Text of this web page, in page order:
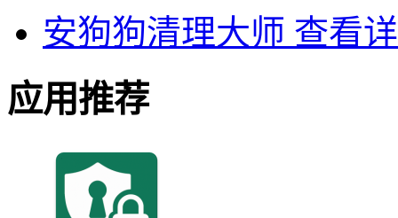
安狗狗清理大师 查看
应用推荐